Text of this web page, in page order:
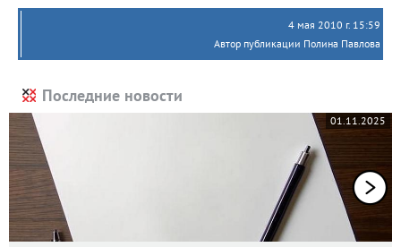
4 мая 2010 г. 15:59
Автор публикации Полина Павлова
Последние новости
01.11.2025